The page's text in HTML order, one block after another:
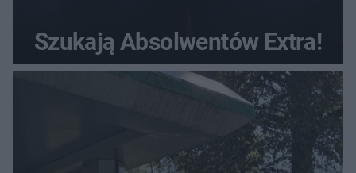
Szukają Absolwentów Extra!